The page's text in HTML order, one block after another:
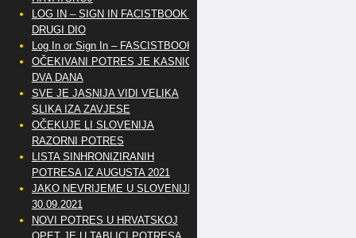
LOG IN – SIGN IN FACISTBOOK –
DRUGI DIO
Log In or Sign In – FASCISTBOOK
OČEKIVANI POTRES JE KASNIO
DVA DANA
SVE JE JASNIJA VIDI VELIKA
SLIKA IZA ZAVJESE
OČEKUJE LI SLOVENIJA
RAZORNI POTRES
LISTA SINHRONIZIRANIH
POTRESA IZ AUGUSTA 2021
JAKO NEVRIJEME U SLOVENIJI
30.09.2021
NOVI POTRES U HRVATSKOJ